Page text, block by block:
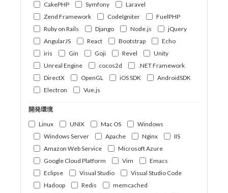
CakePHP
Symfony
Laravel
Zend Framework
CodeIgniter
FuelPHP
Ruby on Rails
Django Node.js
jQuery
AngularJS
React Bootstrap
Echo
iris
Gin Goji Revel
Unity
Unreal Engine
cocos2d
.NET Framework
DirectX
OpenGL iOS SDK
AndroidSDK
Electron
Vue.js
開発環境
Linux
UNIX Mac OS
Windows
Windows Server
Apache Nginx
IIS
Amazon Web Service
Microsoft Azure
Google Cloud Platform
Vim
Emacs
Eclipse
Visual Studio
Visual Studio Code
Hadoop
Redis
memcached